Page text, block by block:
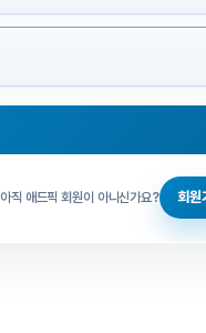
아직 애드픽 회원이 아니신가요? 회원